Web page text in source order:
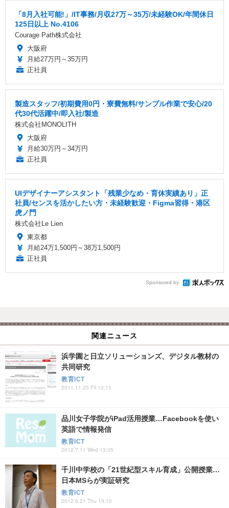
「8月入社可能!」/IT事務/月収27万～35万/未経験OK/年間休日
125日以上 No.4106
Courage Path株式会社
大阪府
月給27万円～35万円
正社員
製造スタッフ/初期費用0円・寮費無料/サンプル作業で安心/20
代30代活躍中/即入社/製造
株式会社MONOLITH
大阪府
月給30万円～34万円
正社員
UIデザイナーアシスタント「残業少なめ・育休実績あり」正
社員/センスを活かしたい方・未経験歓迎・Figma習得・港区
虎ノ門
株式会社Le Lien
東京都
月給24万1,500円～38万1,500円
正社員
Sponsored by
関連ニュース
浜学園と日立ソリューションズ、デジタル教材の
共同研究
教育ICT
2011.11.25 Fri 13:15
品川女子学院がiPad活用授業…Facebookを使い
英語で情報発信
教育ICT
2012.7.11 Wed 13:05
千川中学校の「21世紀型スキル育成」公開授業…
日本MSらが実証研究
教育ICT
2012.6.21 Thu 19:10